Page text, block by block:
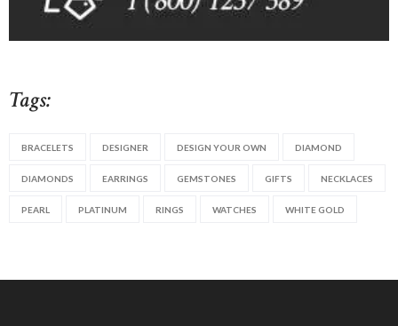
Tags:
BRACELETS DESIGNER DESIGN YOUR OWN DIAMOND
DIAMONDS EARRINGS GEMSTONES GIFTS NECKLACES
PEARL PLATINUM RINGS WATCHES WHITE GOLD